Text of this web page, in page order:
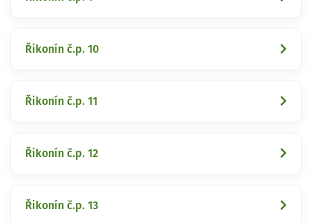
Řikonín č.p. 10
Řikonín č.p. 11
Řikonín č.p. 12
Řikonín č.p. 13